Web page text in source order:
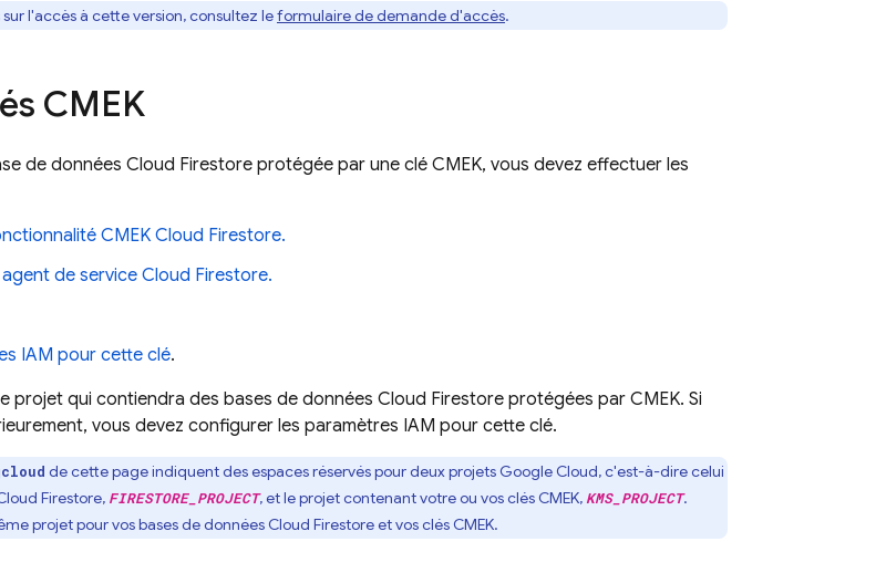
sur l'accès à cette version, consultez leformulaire de demande d'accès.
CMEK
de données Cloud Firestore protégée par une clé CMEK, vous devez effectuer les
CMEK Cloud Firestore.
agent de service Cloud Firestore.
IAM pour cette clé.
projet qui contiendra des bases de données Cloud Firestore protégées par CMEK. Si
vous devez configurer les paramètres IAM pour cette clé.
de cette page indiquent des espaces réservés pour deux projets Google Cloud, c'est-à-dire celui
Firestore, FIRESTORE_PROJECT, et le projet contenant votre ou vos clés CMEK, KMS_PROJECT.
projet pour vos bases de données Cloud Firestoreet vos clés CMEK.